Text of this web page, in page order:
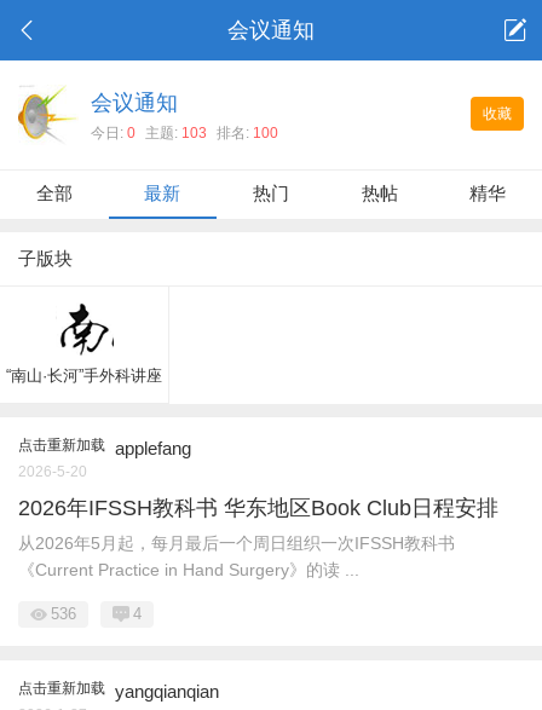
会议通知
收藏
会议通知
今日: 0 主题: 103 排名: 100
全部 最新 热门 热帖 精华
子版块
“南山·长河”手外科讲座
点击重新加载 applefang
2026-5-20
2026年IFSSH教科书 华东地区Book Club日程安排
从2026年5月起，每月最后一个周日组织一次IFSSH教科书
《Current Practice in Hand Surgery》的读 ...
536 4
点击重新加载 yangqianqian